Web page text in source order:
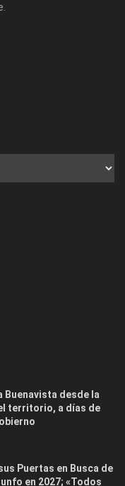
desde la
territorio, a días de
Puertas en Busca de
en 2027; «Todos